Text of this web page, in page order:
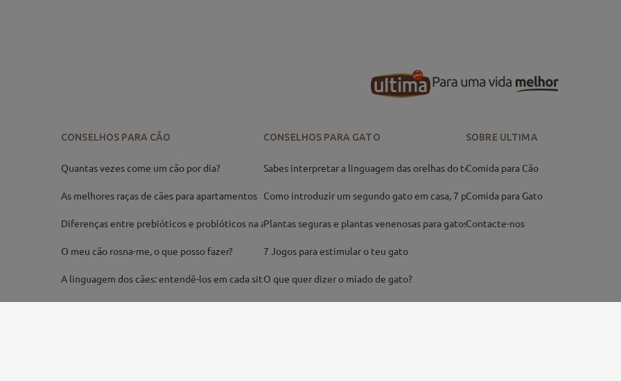
CONSELHOS PARA CÃO
Quantas vezes come um cão por dia?
As melhores raças de cães para apartamentos
Diferenças entre prebióticos e probióticos na ali
O meu cão rosna-me, o que posso fazer?
A linguagem dos cães: entendê-los em cada situaçã
CONSELHOS PARA GATO
Sabes interpretar a linguagem das orelhas do teu
Como introduzir um segundo gato em casa, 7 passos
Plantas seguras e plantas venenosas para gatos
7 Jogos para estimular o teu gato
O que quer dizer o miado de gato?
SOBRE ULTIMA
Comida para Cão
Comida para Gato
Contacte-nos